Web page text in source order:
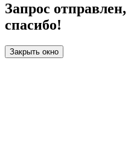
Запрос отправлен,
спасибо!
Закрыть окно